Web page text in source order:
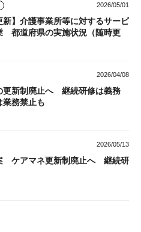
2026/05/01
新】介護事業所等に対するサービ
都道府県の実施状況（随時更
2026/04/08
更新制廃止へ 継続研修は義務
業務禁止も
2026/05/13
ケアマネ更新制廃止へ 継続研